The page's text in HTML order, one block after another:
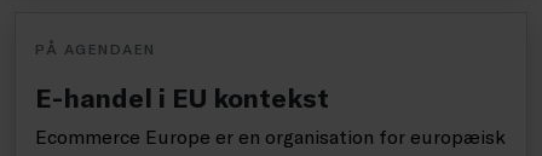
PÅ AGENDAEN
E-handel i EU kontekst
Ecommerce Europe er en organisation for europæisk